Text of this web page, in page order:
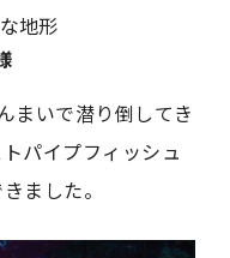
まいで潜り倒してき
パイプフィッシュ
ました。